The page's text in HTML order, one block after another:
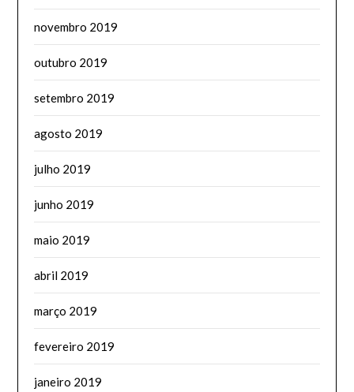
novembro 2019
outubro 2019
setembro 2019
agosto 2019
julho 2019
junho 2019
maio 2019
abril 2019
março 2019
fevereiro 2019
janeiro 2019